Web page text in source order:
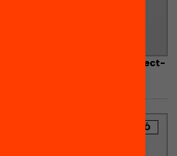
improve through project-
PUBLICACIÓ